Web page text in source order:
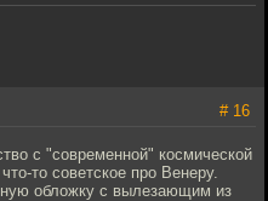
# 16
с "современной" космической
то советское про Венеру.
обложку с вылезающим из